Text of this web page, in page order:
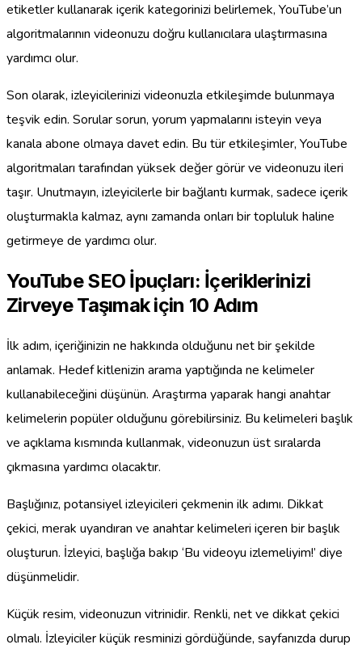
etiketler kullanarak içerik kategorinizi belirlemek, YouTube’un
algoritmalarının videonuzu doğru kullanıcılara ulaştırmasına
yardımcı olur.
Son olarak, izleyicilerinizi videonuzla etkileşimde bulunmaya
teşvik edin. Sorular sorun, yorum yapmalarını isteyin veya
kanala abone olmaya davet edin. Bu tür etkileşimler, YouTube
algoritmaları tarafından yüksek değer görür ve videonuzu ileri
taşır. Unutmayın, izleyicilerle bir bağlantı kurmak, sadece içerik
oluşturmakla kalmaz, aynı zamanda onları bir topluluk haline
getirmeye de yardımcı olur.
YouTube SEO İpuçları: İçeriklerinizi
Zirveye Taşımak için 10 Adım
İlk adım, içeriğinizin ne hakkında olduğunu net bir şekilde
anlamak. Hedef kitlenizin arama yaptığında ne kelimeler
kullanabileceğini düşünün. Araştırma yaparak hangi anahtar
kelimelerin popüler olduğunu görebilirsiniz. Bu kelimeleri başlık
ve açıklama kısmında kullanmak, videonuzun üst sıralarda
çıkmasına yardımcı olacaktır.
Başlığınız, potansiyel izleyicileri çekmenin ilk adımı. Dikkat
çekici, merak uyandıran ve anahtar kelimeleri içeren bir başlık
oluşturun. İzleyici, başlığa bakıp ‘Bu videoyu izlemeliyim!’ diye
düşünmelidir.
Küçük resim, videonuzun vitrinidir. Renkli, net ve dikkat çekici
olmalı. İzleyiciler küçük resminizi gördüğünde, sayfanızda durup